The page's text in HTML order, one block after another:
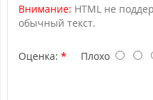
Внимание: HTML не
обычный текст.
Оценка: Плохо